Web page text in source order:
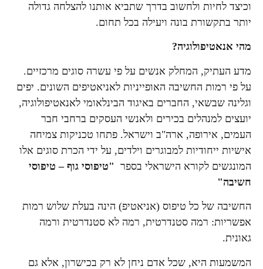
וכיצד לחיות ולחשוב בדרך שתביא אותנו להצלחה גדולה
יותר בתקשורת בונה ויעילה בכל תחום.
מהי אנאטיפולוגיה?
מדע העתיק, המחלק אנשים על פי עשרה סוגים מרכזיים.
על פי רמות החשיבה האופייניות לאניאטיפים השונים. יפים
וגלינה שבשאי, החברים באיגוד הבינלאומי לאנאטיפולוגיה,
יועצים למנהלים בכירים ולאנשי העסקים ברחבי חבר
העמים, אירופה, ארה"ב וישראל. פתחו טכניקות צמיחה
אישיות ייחודיות למבוגרים וילדים, על ידי הכרת סוגים אלו
המונגשים לקורא הישראלי בספר"טיפוסי גוף – טיפוסי
חשיבה"
החשיבה של כל טיפוס (אניאטיפ) הינה בעלת שלוש רמות
אפשריות: רמה סטנדרטית, רמה לא סטנדרטית ורמה
גאונית.
המשמעות היא, שכל אדם ניחן לא רק בכישרון, אלא גם